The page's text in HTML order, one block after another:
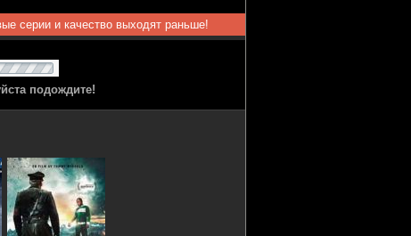
серии и качество выходят раньше!
подождите!